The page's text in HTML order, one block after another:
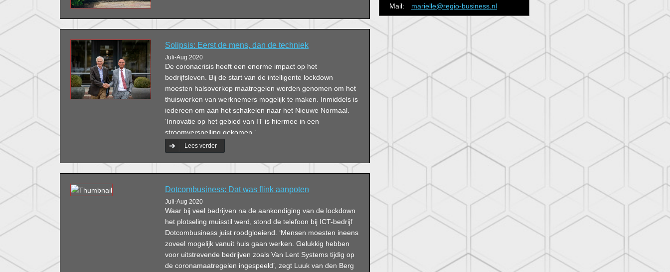
Solipsis: Eerst de mens, dan de techniek
Juli-Aug 2020
De coronacrisis heeft een enorme impact op het
bedrijfsleven. Bij de start van de intelligente lockdown
moesten halsoverkop maatregelen worden genomen om het
thuiswerken van werknemers mogelijk te maken. Inmiddels is
iedereen om aan het schakelen naar het Nieuwe Normaal.
‘Innovatie op het gebied van IT is hiermee in een
stroomversnelling gekomen.’
Lees verder
Dotcombusiness: Dat was flink aanpoten
Juli-Aug 2020
Waar bij veel bedrijven na de aankondiging van de lockdown
het plotseling muisstil werd, stond de telefoon bij ICT-bedrijf
Dotcombusiness juist roodgloeiend. ‘Mensen moesten ineens
zoveel mogelijk vanuit huis gaan werken. Gelukkig hebben
voor uitstrevende bedrijven zoals Van Lent Systems tijdig op
de coronamaatregelen ingespeeld’, zegt Luuk van den Berg
Mail:
marielle@regio-business.nl